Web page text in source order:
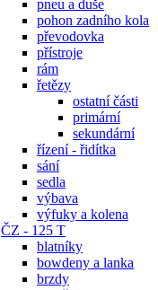
pneu a duše
pohon zadního kola
převodovka
přístroje
rám
řetězy
ostatní části
primární
sekundární
řízení - řidítka
sání
sedla
výbava
výfuky a kolena
ČZ - 125 T
blatníky
bowdeny a lanka
brzdy